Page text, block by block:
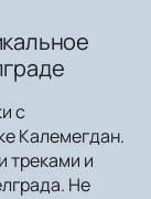
с
Калемегдан.
треками и
Не